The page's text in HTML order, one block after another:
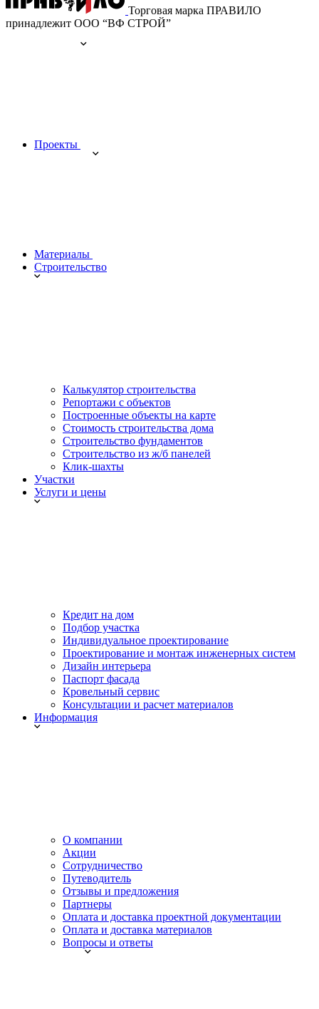
Торговая марка ПРАВИЛО
принадлежит ООО “ВФ СТРОЙ”
Проекты
Материалы
Строительство
Калькулятор строительства
Репортажи с объектов
Построенные объекты на карте
Стоимость строительства дома
Строительство фундаментов
Строительство из ж/б панелей
Клик-шахты
Участки
Услуги и цены
Кредит на дом
Подбор участка
Индивидуальное проектирование
Проектирование и монтаж инженерных систем
Дизайн интерьера
Паспорт фасада
Кровельный сервис
Консультации и расчет материалов
Информация
О компании
Акции
Сотрудничество
Путеводитель
Отзывы и предложения
Партнеры
Оплата и доставка проектной документации
Оплата и доставка материалов
Вопросы и ответы